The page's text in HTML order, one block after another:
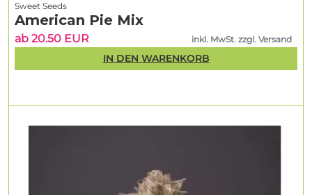
Sweet Seeds
American Pie Mix
ab 20.50 EUR inkl. MwSt. zzgl. Versand
IN DEN WARENKORB